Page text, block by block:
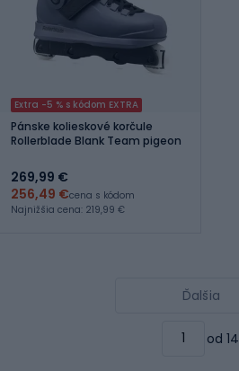
Extra -5 % s kódom EXTRA
Pánske kolieskové korčule
Rollerblade Blank Team pigeon
269,99 €
256,49 €cena s kódom
Najnižšia cena: 219,99 €
Ďalšia
od 14